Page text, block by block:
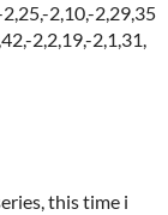
2,10,-2,29,35
2,2,19,-2,1,31,
this time i